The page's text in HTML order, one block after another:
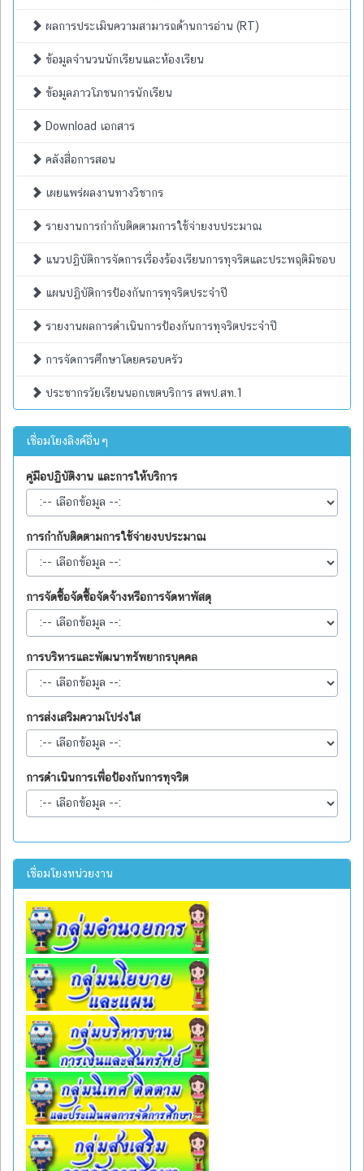
ผลการประเมินความสามารถด้านการอ่าน (RT)
ข้อมูลจำนวนนักเรียนและห้องเรียน
ข้อมูลภาวโภชนการนักเรียน
Download เอกสาร
คลังสื่อการสอน
เผยแพร่ผลงานทางวิชากร
รายงานการกำกับติดตามการใช้จ่ายงบประมาณ
แนวปฏิบัติการจัดการเรื่องร้องเรียนการทุจริตและประพฤติมิชอบ
แผนปฏิบัติการป้องกันการทุจริตประจำปี
รายงานผลการดำเนินการป้องกันการทุจริตประจำปี
การจัดการศึกษาโดยครอบครัว
ประชากรวัยเรียนนอกเขตบริการ สพป.สท.1
เชื่อมโยงลิงค์อื่นๆ
คู่มือปฏิบัติงาน และการให้บริการ
การกำกับติดตามการใช้จ่ายงบประมาณ
การจัดซื้อจัดซื้อจัดจ้างหรือการจัดหาพัสดุ
การบริหารและพัฒนาทรัพยากรบุคคล
การส่งเสริมความโปร่งใส
การดำเนินการเพื่อป้องกันการทุจริต
เชื่อมโยงหน่วยงาน